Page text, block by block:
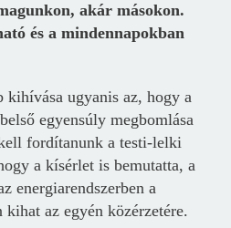
akár másokon.
és a mindennapokban
ugyanis az, hogy a
egyensúly megbomlása
fordítanunk a testi-lelki
a kísérlet is bemutatta, a
energiarendszerben a
az egyén közérzetére.